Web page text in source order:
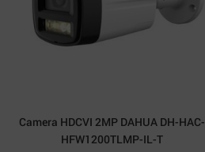
hình có thể lưu từ 7 – 20 ngày.
Camera HDCVI 2MP DAHUA DH-HAC-
HFW1200TLMP-IL-T